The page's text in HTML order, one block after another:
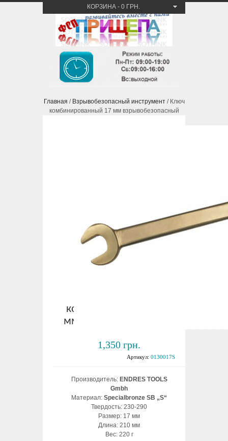
КОРЗИНА - 0 ГРН.
Главная / Взрывобезопасный инструмент/ Ключ
комбинированный 17 мм взрывобезопасный
комбинированный 17
мм взрывобезопасный
1,350 грн.
Артикул: 0130017S
Производитель: ENDRES TOOLS
Gmbh
Материал: Specialbronze SB „S“
Твердость: 230-290
Размер: 17 мм
Длина: 210 мм
Вес: 220 г